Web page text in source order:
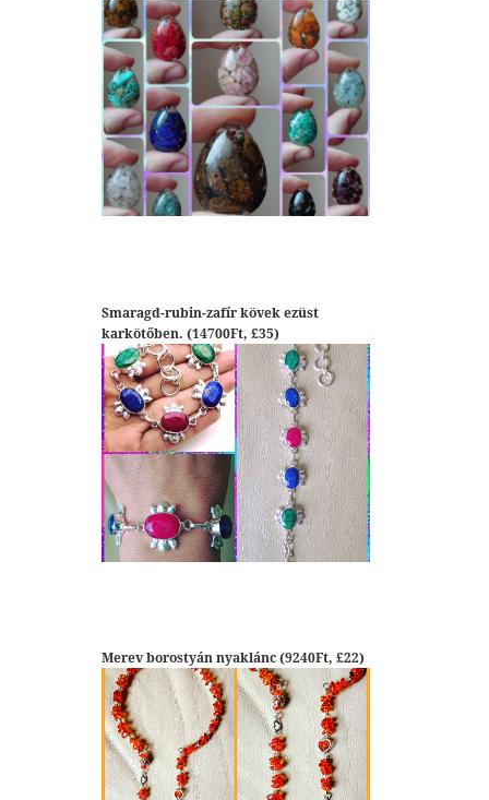
Smaragd-rubin-zafír kövek ezüst
karkötőben. (14700Ft, £35)
Merev borostyán nyaklánc (9240Ft, £22)